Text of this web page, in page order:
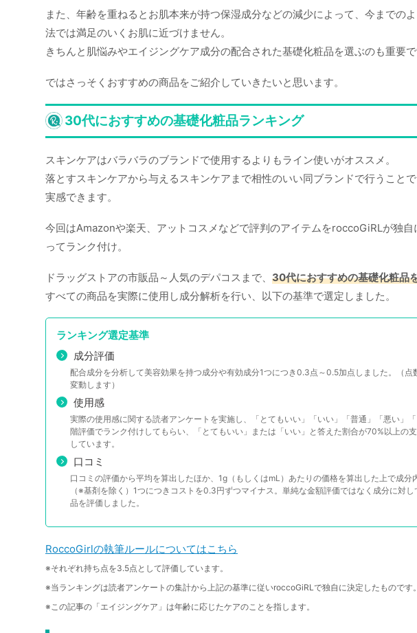
また、年齢を重ねるとお肌本来が持つ保湿成分などの減少によって、今までの
法では満足のいくお肌に近づけません。
きちんと肌悩みやエイジングケア成分の配合された基礎化粧品を選ぶのも重要で
ではさっそくおすすめの商品をご紹介していきたいと思います。
30代におすすめの基礎化粧品ランキング
スキンケアはバラバラのブランドで使用するよりもライン使いがオススメ。
落とすスキンケアから与えるスキンケアまで相性のいい同ブランドで行うこと
実感できます。
今回はAmazonや楽天、アットコスメなどで評判のアイテムをroccoGiRLが独自
ってランク付け。
ドラッグストアの市販品～人気のデパコスまで、 30代におすすめの基礎化粧品
すべての商品を実際に使用し成分解析を行い、以下の基準で選定しました。
ランキング選定基準
成分評価
配合成分を分析して美容効果を持つ成分や有効成分1つにつき0.3点～0.5加点しました。（点
変動します）
使用感
実際の使用感に関する読者アンケートを実施し、「とてもいい」「いい」「普通」「悪い」
階評価でランク付けしてもらい、「とてもいい」または「いい」と答えた割合が70%以上の
しています。
口コミ
口コミの評価から平均を算出したほか、1g（もしくはmL）あたりの価格を算出した上で成分
（※基剤を除く）1つにつきコストを0.3円ずつマイナス。単純な金額評価ではなく成分に対
品を評価しました。
RoccoGirlの執筆ルールについてはこちら
※それぞれ持ち点を3.5点として評価しています。
※当ランキングは読者アンケートの集計から上記の基準に従いroccoGiRLで独自に決定したものです。
※この記事の「エイジングケア」は年齢に応じたケアのことを指します。